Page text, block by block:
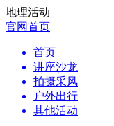
地理活动
官网首页
首页
讲座沙龙
拍摄采风
户外出行
其他活动